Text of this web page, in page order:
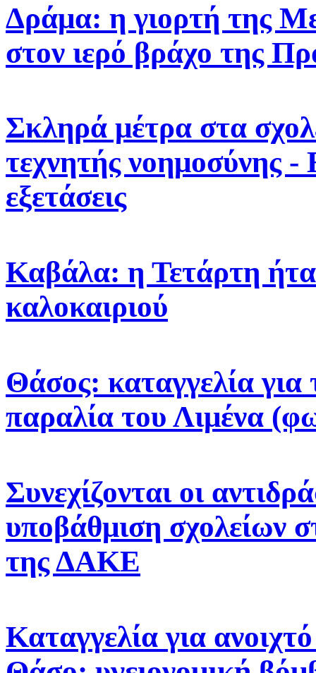
Δράμα: η γιορτή της
στον ιερό βράχο της
Σκληρά μέτρα στα
τεχνητής νοημοσύνης -
εξετάσεις
Καβάλα: η Τετάρτη
καλοκαιριού
Θάσος: καταγγελία για
παραλία του Λιμένα
Συνεχίζονται οι
υποβάθμιση σχολείων
της ΔΑΚΕ
Καταγγελία για